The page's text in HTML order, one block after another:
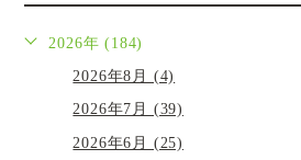
2026年 (184)
2026年8月 (4)
2026年7月 (39)
2026年6月 (25)